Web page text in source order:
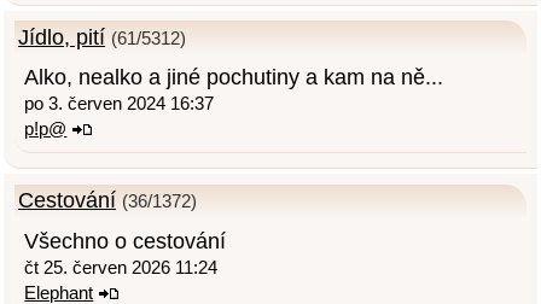
Jídlo, pití (61/5312)
Alko, nealko a jiné pochutiny a kam na ně...
po 3. červen 2024 16:37
p!p@
Cestování (36/1372)
Všechno o cestování
čt 25. červen 2026 11:24
Elephant